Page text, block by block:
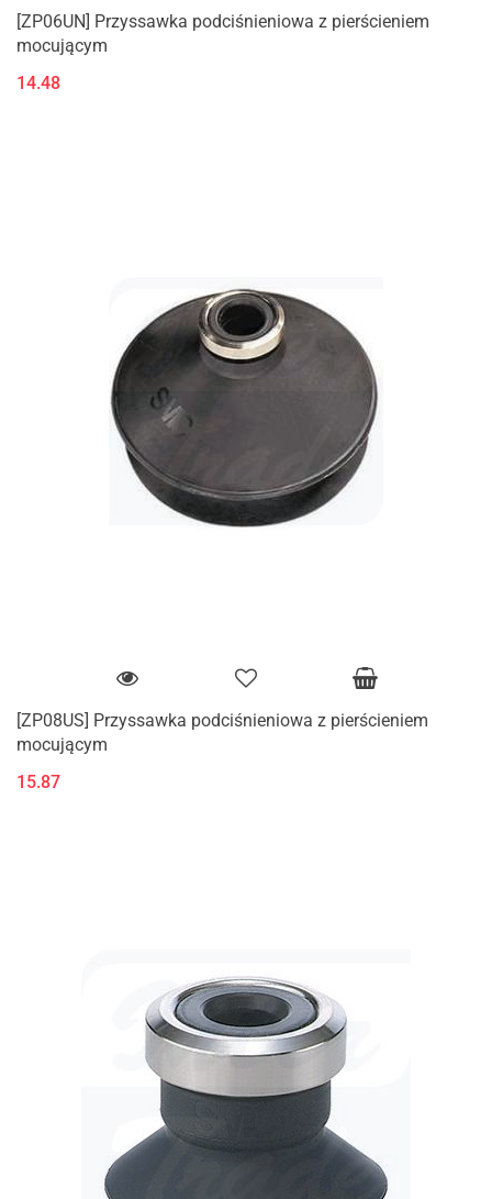
[ZP06UN] Przyssawka podciśnieniowa z pierścieniem
mocującym
14.48
[ZP08US] Przyssawka podciśnieniowa z pierścieniem
mocującym
15.87